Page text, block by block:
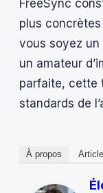
FreeSync
plus
vous soyez
un amateur
parfaite, cette
standards de
À propos